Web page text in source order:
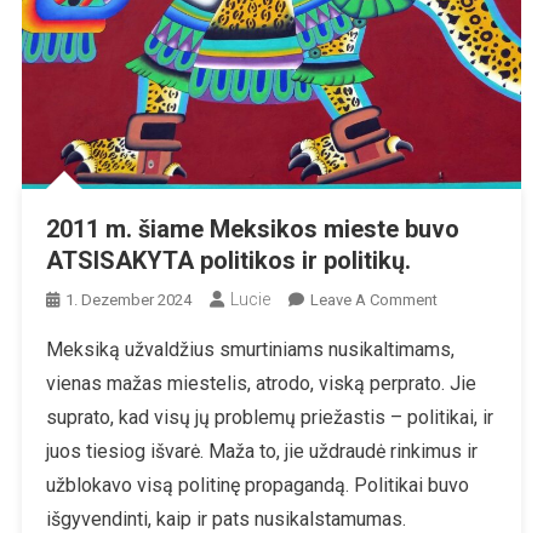
2011 m. šiame Meksikos mieste buvo
ATSISAKYTA politikos ir politikų.
1. Dezember 2024 Lucie Leave A CommentOn
M.
Šiame
Meksikos
ATSISAKYTA
Meksiką užvaldžius smurtiniams nusikaltimams,
vienas mažas miestelis, atrodo, viską perprato. Jie
suprato, kad visų jų problemų priežastis – politikai, ir
juos tiesiog išvarė. Maža to, jie uždraudė rinkimus ir
užblokavo visą politinę propagandą. Politikai buvo
išgyvendinti, kaip ir pats nusikalstamumas.